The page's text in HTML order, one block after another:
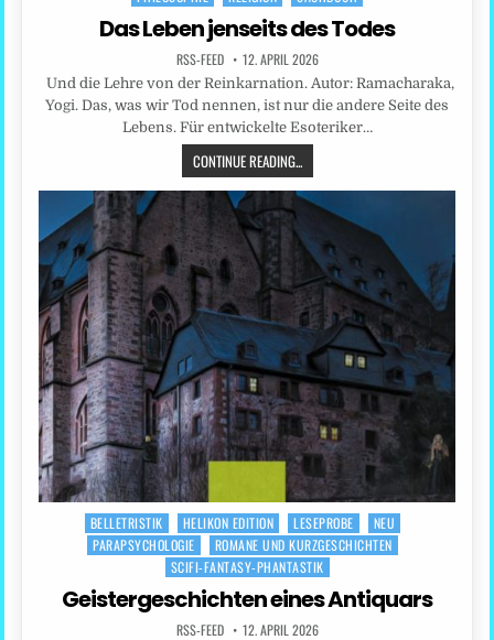
Das Leben jenseits des Todes
RSS-FEED 12. APRIL 2026
Und die Lehre von der Reinkarnation. Autor: Ramacharaka,
Yogi. Das, was wir Tod nennen, ist nur die andere Seite des
Lebens. Für entwickelte Esoteriker…
CONTINUE READING...
Posted
in
BELLETRISTIK HELIKON EDITION LESEPROBE
NEU
PARAPSYCHOLOGIE
ROMANE UND KURZGESCHICHTEN
SCIFI-FANTASY-PHANTASTIK
Geistergeschichten eines Antiquars
RSS-FEED 12. APRIL 2026